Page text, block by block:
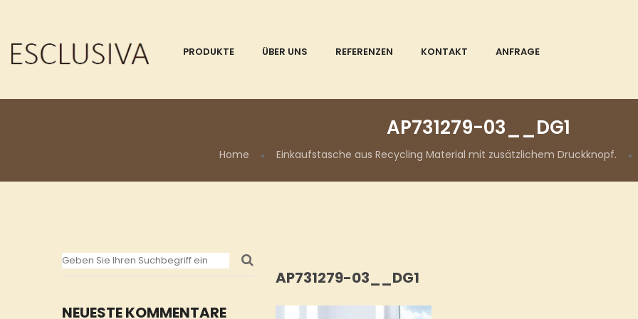
PRODUKTE ÜBER UNS REFERENZEN KONTAKT ANFRAGE
AP731279-03__DG1
Home Einkaufstasche aus Recycling Material mit zusätzlichem Druckknopf.
NEUESTE KOMMENTARE
AP731279-03__DG1